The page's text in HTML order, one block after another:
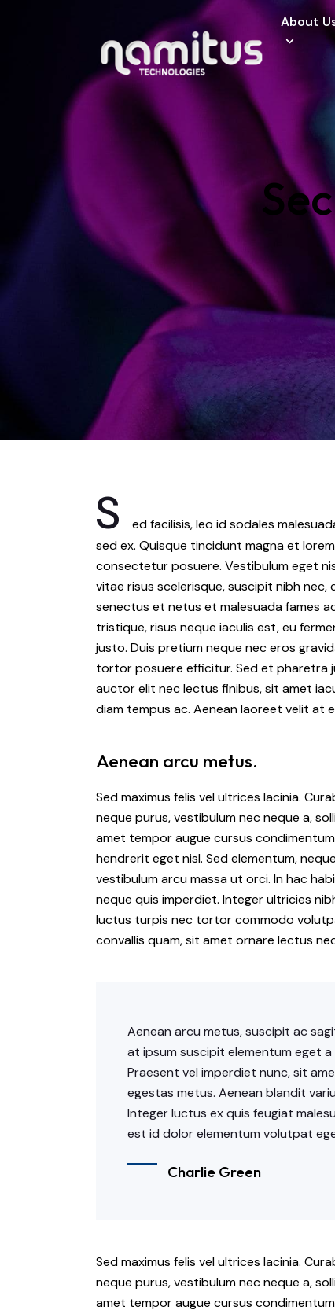
About
About Us
Specialized
Industries
Careers
Clients
Contact Us
S
ed facilisis, leo id sodales
sed ex. Quisque tincidunt magna et
consectetur posuere. Vestibulum eget
vitae risus scelerisque, suscipit nibh
senectus et netus et malesuada fames
tristique, risus neque iaculis est, eu
justo. Duis pretium neque nec eros
tortor posuere efficitur. Sed et pharetra
auctor elit nec lectus finibus, sit amet
diam tempus ac. Aenean laoreet velit at
Aenean arcu metus.
Sed maximus felis vel ultrices lacinia.
neque purus, vestibulum nec neque a,
amet tempor augue cursus
hendrerit eget nisl. Sed elementum,
vestibulum arcu massa ut orci. In hac
neque quis imperdiet. Integer ultricies
luctus turpis nec tortor commodo
convallis quam, sit amet ornare lectus
Aenean arcu metus, suscipit ac
at ipsum suscipit elementum eget
Praesent vel imperdiet nunc, sit
egestas metus. Aenean blandit
Integer luctus ex quis feugiat
est id dolor elementum volutpat
Charlie Green
Sed maximus felis vel ultrices lacinia.
neque purus, vestibulum nec neque a,
amet tempor augue cursus